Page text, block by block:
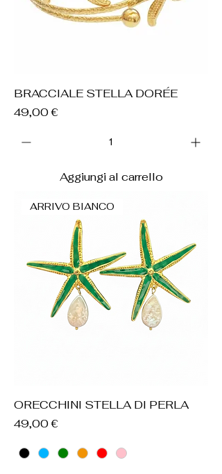
BRACCIALE STELLA DORÉE
Prezzo
49,00 €
Aggiungi al carrello
ARRIVO BIANCO
ORECCHINI STELLA DI PERLA
Prezzo
49,00 €